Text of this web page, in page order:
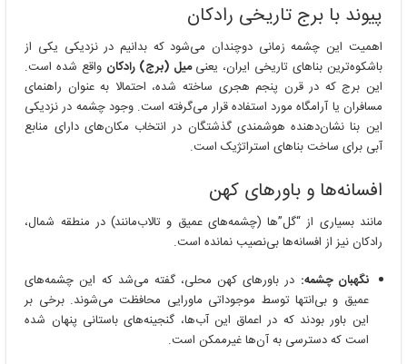
پیوند با برج تاریخی رادکان
اهمیت این چشمه زمانی دوچندان می‌شود که بدانیم در نزدیکی یکی از
باشکوه‌ترین بناهای تاریخی ایران، یعنیمیل (برج) رادکان واقع شده است.
این برج که در قرن پنجم هجری ساخته شده، احتمالا به عنوان راهنمای
مسافران یا آرامگاه مورد استفاده قرار می‌گرفته است. وجود چشمه در نزدیکی
این بنا نشان‌دهنده هوشمندی گذشتگان در انتخاب مکان‌های دارای منابع
آبی برای ساخت بناهای استراتژیک است.
افسانه‌ها و باورهای کهن
مانند بسیاری از “گل”ها (چشمه‌های عمیق و تالاب‌مانند) در منطقه شمال،
رادکان نیز از افسانه‌ها بی‌نصیب نمانده است.
نگهبان چشمه: در باورهای کهن محلی، گفته می‌شد که این چشمه‌های
عمیق و بی‌انتها توسط موجوداتی ماورایی محافظت می‌شوند. برخی بر
این باور بودند که در اعماق این آب‌ها، گنجینه‌های باستانی پنهان شده
است که دسترسی به آن‌ها غیرممکن است.